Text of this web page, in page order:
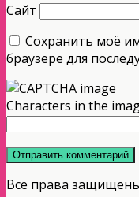
Сайт
Сохранить моё
браузере для
Characters in the
Все права